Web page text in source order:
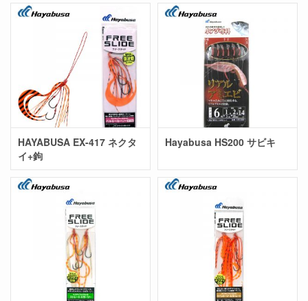
HAYABUSA EX-417 ネクタ
イ+鉤
Hayabusa HS200 サビキ